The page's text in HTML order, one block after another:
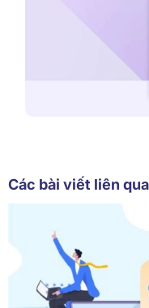
Các bài viết liên